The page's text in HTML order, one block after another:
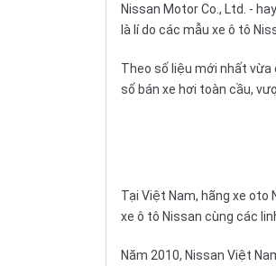
Nissan MotorCo., Ltd. -
là lí do các mẫu xe ô tô
Theo số liệu mới nhất vừa
số bán xe hơi toàn cầu,
Tại Việt Nam, hãng xe oto
xe ô tô Nissan cùng các
Năm 2010, Nissan Việt